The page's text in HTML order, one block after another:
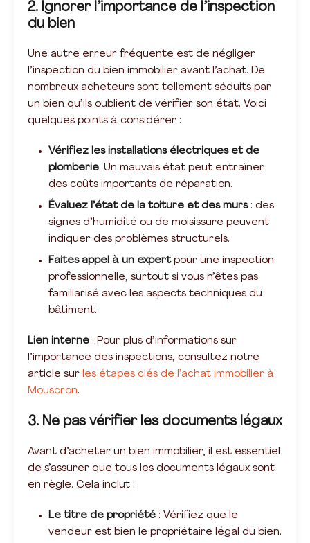
2. Ignorer l’importance de l’inspection
du bien
Une autre erreur fréquente est de négliger
l’inspection du bien immobilier avant l’achat. De
nombreux acheteurs sont tellement séduits par
un bien qu’ils oublient de vérifier son état. Voici
quelques points à considérer :
Vérifiez les installations électriques et de
plomberie. Un mauvais état peut entraîner
des coûts importants de réparation.
Évaluez l’état de la toiture et des murs: des
signes d’humidité ou de moisissure peuvent
indiquer des problèmes structurels.
Faites appel à un expertpour une inspection
professionnelle, surtout si vous n’êtes pas
familiarisé avec les aspects techniques du
bâtiment.
Lien interne : Pour plus d’informations sur
l’importance des inspections, consultez notre
article sur les étapes clés de l’achat immobilier à
Mouscron.
3. Ne pas vérifier les documents légaux
Avant d’acheter un bien immobilier, il est essentiel
de s’assurer que tous les documents légaux sont
en règle. Cela inclut :
Le titre de propriété : Vérifiez que le
vendeur est bien le propriétaire légal du bien.